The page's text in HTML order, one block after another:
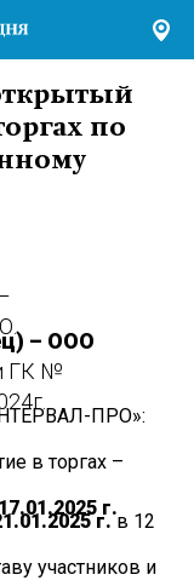
по
– ООО
ГК №
ПРО»:
в торгах –
г.
г.в 12
участников и